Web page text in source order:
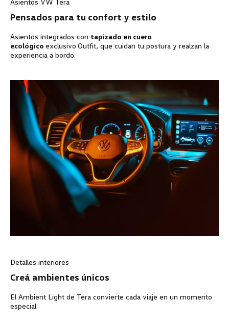
Pensados para tu confort y estilo
Asientos integrados con tapizado en cuero
ecológico exclusivo Outfit, que cuidan tu postura y realzan la
experiencia a bordo.
Detalles interiores
Creá ambientes únicos
El Ambient Light de Tera convierte cada viaje en un momento
especial.